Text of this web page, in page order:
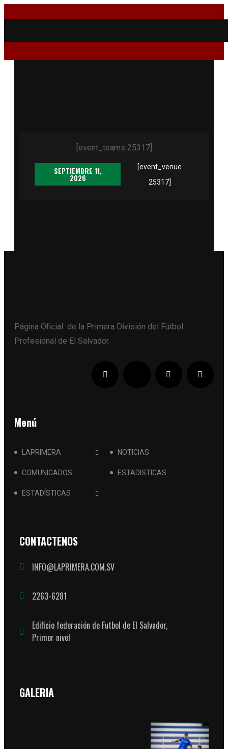
[event_teams 25317]
SEPTIEMBRE 11,
2026
[event_venue
25317]
Página Oficial de la Primera División del Fútbol
Profesional de El Salvador.
Menú
LAPRIMERA NOTICIAS
COMUNICADOS ESTADISTICAS
ESTADÍSTICAS
CONTACTENOS
INFO@LAPRIMERA.COM.SV
2263-6281
Edificio federación de Futbol de El Salvador,
Primer nivel
GALERIA